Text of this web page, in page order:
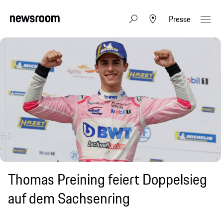
Presse
Thomas Preining feiert Doppelsieg
auf dem Sachsenring